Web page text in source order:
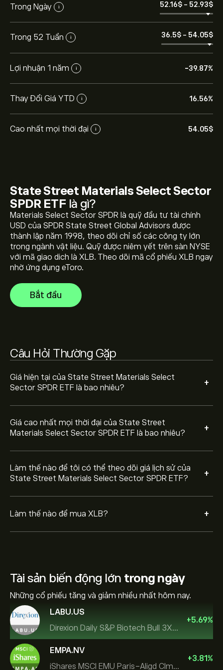
Trong Ngày i 52.16‎$‎ - 52.93‎$‎
Trong 52 Tuần i 36.5‎$‎ - 54.05‎$‎
Lợi nhuận 1 năm i -39.87%
Thay Đổi Giá YTD i 16.56%
Cao nhất mọi thời đại i 54.05‎$‎
State Street Materials Select Sector
SPDR ETF là gì?
Materials Select Sector SPDR là quỹ đầu tư tài chính
USD của SPDR State Street Global Advisors được
thành lập năm 1998, theo dõi chỉ số các công ty lớn
trong ngành vật liệu. Quỹ được niêm yết trên sàn NYSE
với mã giao dich là XLB. Theo dõi mã cổ phiếu XLB ngay
nhờ ứng dụng eToro.
Bắt đầu
Câu Hỏi Thường Gặp
Giá hiện tại của State Street Materials Select
Sector SPDR ETF là bao nhiêu?
+
Giá cao nhất mọi thời đại của State Street
Materials Select Sector SPDR ETF là bao nhiêu?
+
Giá cao nhất mọi thời đại của State Street Materials
Select Sector SPDR ETF là 54.05‎$‎
Làm thế nào để tôi có thể theo dõi giá lịch sử của
State Street Materials Select Sector SPDR ETF?
+
Chọn khung thời gian "1D" hoặc "1W" trên biểu đồ eToro
Street Materials Select Sector SPDR ETF. Giá của
State Street Materials Select Sector SPDR ETF dao
động trong khoảng từ 8.76‎$‎ trong năm qua.
Làm thế nào để mua XLB? +
Để mua XLB, truy cập trang "State Street Materials
cũng có thể đặt lệnh mua XLB ở một mức giá cụ thể
trong tương lai.
Tài sản biến động lớn trong ngày
Những cổ phiếu tăng và giảm nhiều nhất hôm nay.
LABU.US
Direxion Daily S&P Biotech Bull 3X ETF
+5.69%
EMPA.NV
iShares MSCI EMU Paris-Aligd Clmt UCITS ETF EUR A
+3.81%